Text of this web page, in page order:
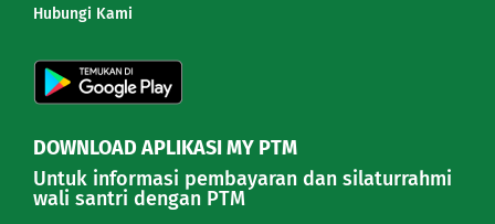
Hubungi Kami
DOWNLOAD APLIKASI MY PTM
Untuk informasi pembayaran dan silaturrahmi
wali santri dengan PTM